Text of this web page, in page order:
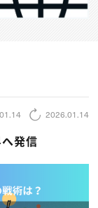
2026.01.14
発信